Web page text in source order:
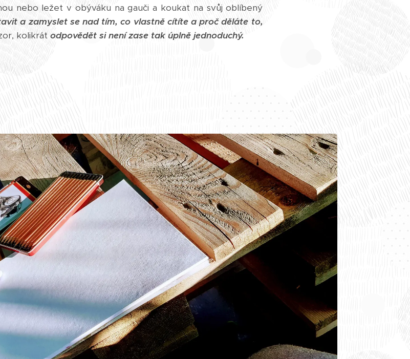
nebo ležet v obýváku na gauči a koukat na svůj oblíbený
a zamyslet se nad tím, co vlastně cítíte a proč děláte to,
kolikrát odpovědět si není zase tak úplně jednoduchý.